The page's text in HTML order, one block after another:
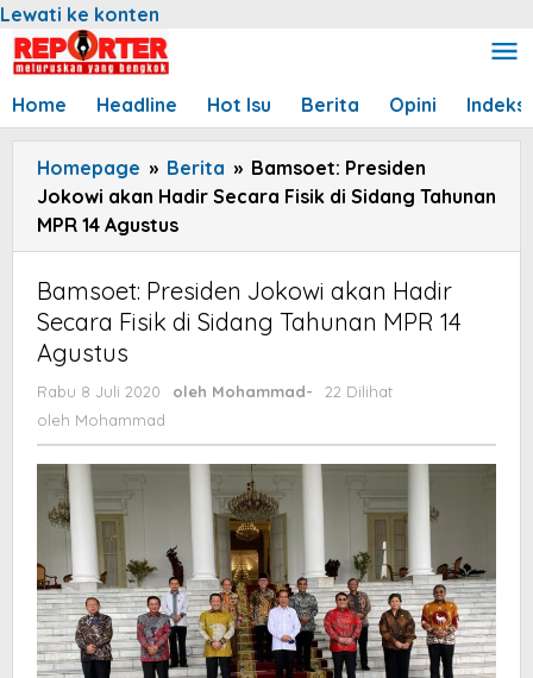
Lewati ke konten
Home Headline Hot Isu Berita Opini Indeks
Homepage » Berita » Bamsoet: Presiden
Jokowi akan Hadir Secara Fisik di Sidang Tahunan
MPR 14 Agustus
Bamsoet: Presiden Jokowi akan Hadir
Secara Fisik di Sidang Tahunan MPR 14
Agustus
Rabu 8 Juli 2020 oleh Mohammad-
22 Dilihat
oleh Mohammad